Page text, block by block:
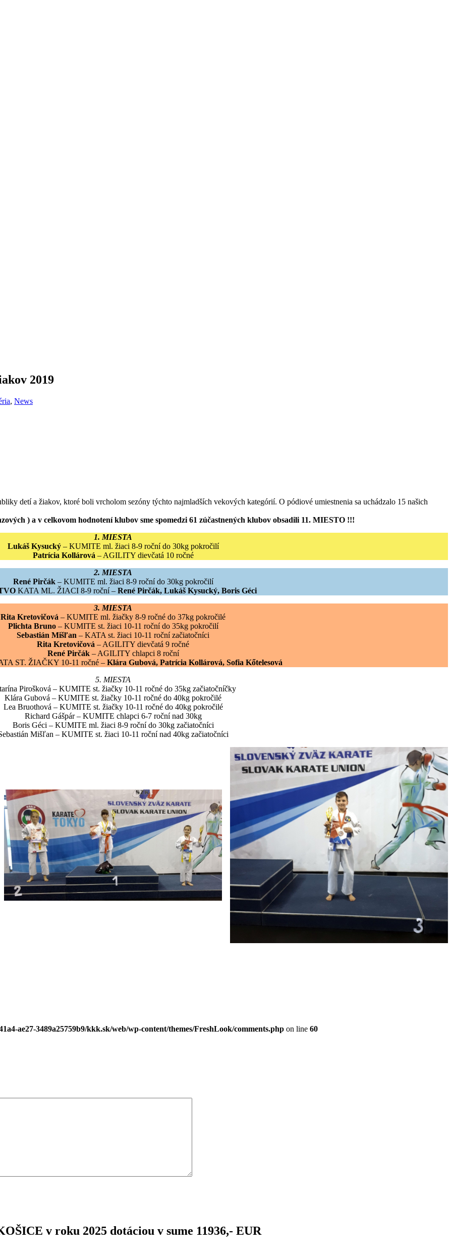
2019
, News
detí a žiakov, ktoré boli vrcholom sezóny týchto najmladších vekových kategórií. O pódiové umiestnenia sa uchádzalo 15 našich
) a v celkovom hodnotení klubov sme spomedzi 61 zúčastnených klubov obsadili 11. MIESTO !!!
1. MIESTA
Lukáš Kysucký– KUMITE ml. žiaci 8-9 roční do 30kg pokročilí
Patrícia Kollárová – AGILITY dievčatá 10 ročné
2. MIESTA
René Pirčák– KUMITE ml. žiaci 8-9 roční do 30kg pokročilí
KATA ML. ŽIACI 8-9 roční – René Pirčák, Lukáš Kysucký, Boris Géci
3. MIESTA
Rita Kretovičová – KUMITE ml. žiačky 8-9 ročné do 37kg pokročilé
Plichta Bruno– KUMITE st. žiaci 10-11 roční do 35kg pokročilí
Sebastián Mišľan – KATA st. žiaci 10-11 roční začiatočníci
Rita Kretovičová – AGILITY dievčatá 9 ročné
René Pirčák– AGILITY chlapci 8 roční
ST. ŽIAČKY 10-11 ročné – Klára Gubová, Patrícia Kollárová, Sofia Kőtelesová
5. MIESTA
Pirošková – KUMITE st. žiačky 10-11 ročné do 35kg začiatočníčky
Klára Gubová – KUMITE st. žiačky 10-11 ročné do 40kg pokročilé
Lea Bruothová – KUMITE st. žiačky 10-11 ročné do 40kg pokročilé
Richard Gášpár – KUMITE chlapci 6-7 roční nad 30kg
Boris Géci – KUMITE ml. žiaci 8-9 roční do 30kg začiatočníci
Mišľan – KUMITE st. žiaci 10-11 roční nad 40kg začiatočníci
ae27-3489a25759b9/kkk.sk/web/wp-content/themes/FreshLook/comments.php on line 60
v roku 2025 dotáciou v sume 11936,- EUR